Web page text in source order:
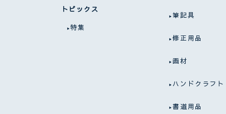
トピックス
特集
筆記具
修正用品
画材
ハンドクラフト
書道用品